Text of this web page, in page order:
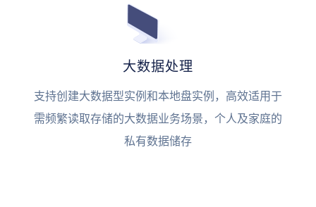
大数据处理
支持创建大数据型实例和本地盘实例，高效适用于
需频繁读取存储的大数据业务场景，个人及家庭的
私有数据储存